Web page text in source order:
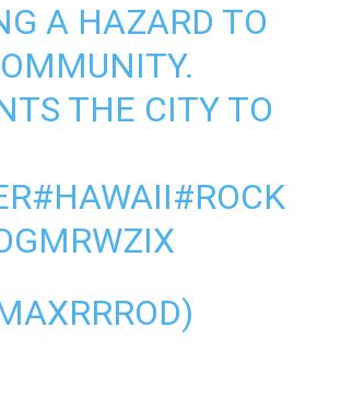
A HAZARD TO
THE CITY TO
#HAWAII#ROCK